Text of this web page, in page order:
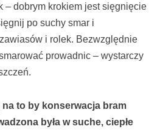
– dobrym krokiem jest sięgnięcie
po suchy smar i
i rolek. Bezwzględnie
prowadnic – wystarczy
to by konserwacja bram
była w suche, ciepłe